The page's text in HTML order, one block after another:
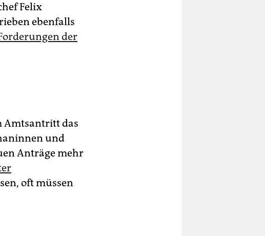
Felix
ebenfalls
der
Amtsantritt das
und
Anträge mehr
oft müssen